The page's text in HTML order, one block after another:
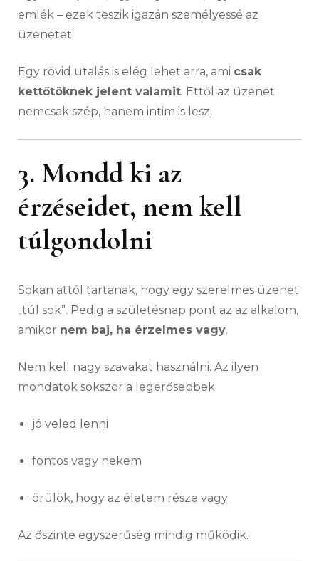
emlék – ezek teszik igazán személyessé az
üzenetet.
Egy rövid utalás is elég lehet arra, ami csak
kettőtöknek jelent valamit. Ettől az üzenet
nemcsak szép, hanem intim is lesz.
3. Mondd ki az
érzéseidet, nem kell
túlgondolni
Sokan attól tartanak, hogy egy szerelmes üzenet
„túl sok”. Pedig a születésnap pont az az alkalom,
amikor nem baj, ha érzelmes vagy.
Nem kell nagy szavakat használni. Az ilyen
mondatok sokszor a legerősebbek:
jó veled lenni
fontos vagy nekem
örülök, hogy az életem része vagy
Az őszinte egyszerűség mindig működik.